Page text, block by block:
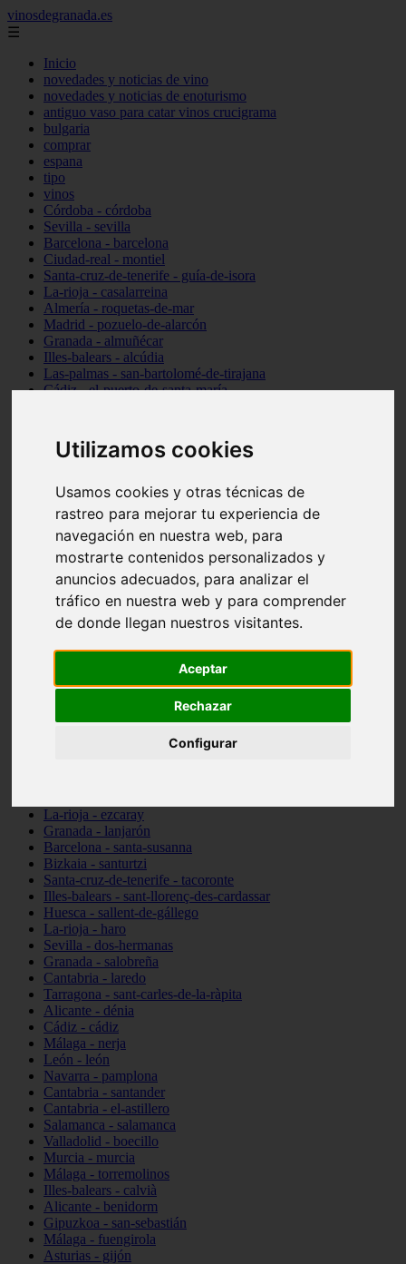
Utilizamos cookies
Usamos cookies y otras técnicas de
rastreo para mejorar tu experiencia de
navegación en nuestra web, para
mostrarte contenidos personalizados y
anuncios adecuados, para analizar el
tráfico en nuestra web y para comprender
de donde llegan nuestros visitantes.
Aceptar
Rechazar
Configurar
vinosdegranada.es
☰
Inicio
novedades y noticias de vino
novedades y noticias de enoturismo
antiguo vaso para catar vinos crucigrama
bulgaria
comprar
espana
tipo
vinos
Córdoba - córdoba
Sevilla - sevilla
Barcelona - barcelona
Ciudad-real - montiel
Santa-cruz-de-tenerife - guía-de-isora
La-rioja - casalarreina
Almería - roquetas-de-mar
Madrid - pozuelo-de-alarcón
Granada - almuñécar
Illes-balears - alcúdia
Las-palmas - san-bartolomé-de-tirajana
Cádiz - el-puerto-de-santa-maría
Santa-cruz-de-tenerife - los-llanos-de-aridane
Cantabria - suances
Granada - monachil
Huesca - isábena
Huesca - alquézar
Huesca - castejón-de-sos
Sevilla - marinaleda
Córdoba - almedinilla
Navarra - zangoza
Cantabria - arenas-de-iguña
Barcelona - la-pobla-de-lillet
Las-palmas - yaiza
Valladolid - fuensaldaña
La-rioja - ezcaray
Granada - lanjarón
Barcelona - santa-susanna
Bizkaia - santurtzi
Santa-cruz-de-tenerife - tacoronte
Illes-balears - sant-llorenç-des-cardassar
Huesca - sallent-de-gállego
La-rioja - haro
Sevilla - dos-hermanas
Granada - salobreña
Cantabria - laredo
Tarragona - sant-carles-de-la-ràpita
Alicante - dénia
Cádiz - cádiz
Málaga - nerja
León - león
Navarra - pamplona
Cantabria - santander
Cantabria - el-astillero
Salamanca - salamanca
Valladolid - boecillo
Murcia - murcia
Málaga - torremolinos
Illes-balears - calvià
Alicante - benidorm
Gipuzkoa - san-sebastián
Málaga - fuengirola
Asturias - gijón